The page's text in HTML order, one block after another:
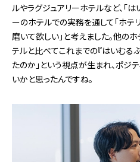
ルやラグジュアリーホテルなど、「
ーのホテルでの実務を通して「ホテ
磨いて欲しい」と考えました。他の
テルと比べてこれまでの『はいむる
たのか」という視点が生まれ、ポジ
いかと思ったんですね。